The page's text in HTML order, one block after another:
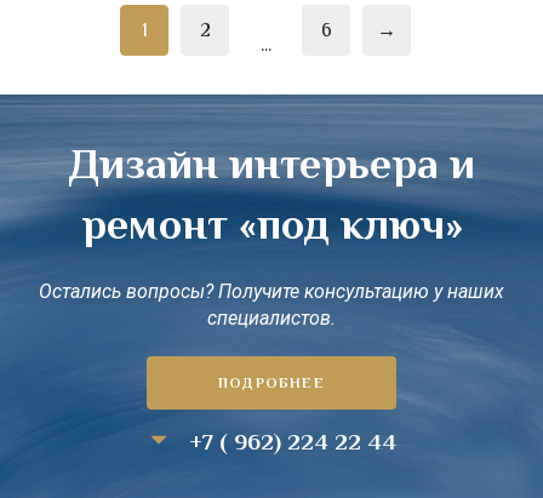
1 2
...
6 →
Дизайн интерьера и
ремонт «под ключ»
Остались вопросы? Получите консультацию у наших
специалистов.
ПОДРОБНЕЕ
+7 ( 962) 224 22 44